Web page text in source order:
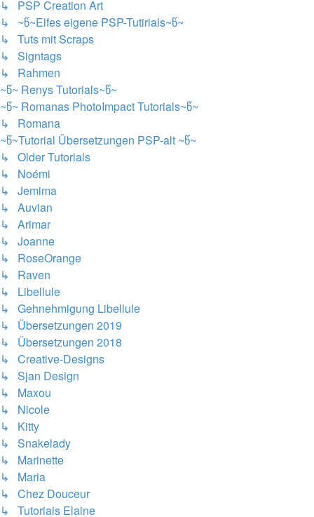
↳ PSP Creation Art
↳ ~წ~Elfes eigene PSP-Tutirials~წ~
↳ Tuts mit Scraps
↳ Signtags
↳ Rahmen
~წ~ Renys Tutorials~წ~
~წ~ Romanas PhotoImpact Tutorials~წ~
↳ Romana
~წ~Tutorial Übersetzungen PSP-alt ~წ~
↳ Older Tutorials
↳ Noémi
↳ Jemima
↳ Auvian
↳ Arimar
↳ Joanne
↳ RoseOrange
↳ Raven
↳ Libellule
↳ Gehnehmigung Libellule
↳ Übersetzungen 2019
↳ Übersetzungen 2018
↳ Creative-Designs
↳ Sjan Design
↳ Maxou
↳ Nicole
↳ Kitty
↳ Snakelady
↳ Marinette
↳ Maria
↳ Chez Douceur
↳ Tutoriais Elaine